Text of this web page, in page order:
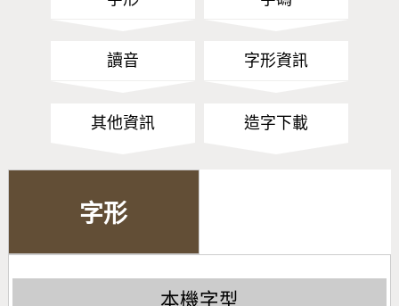
讀音 字形資訊
其他資訊 造字下載
字形
本機字型